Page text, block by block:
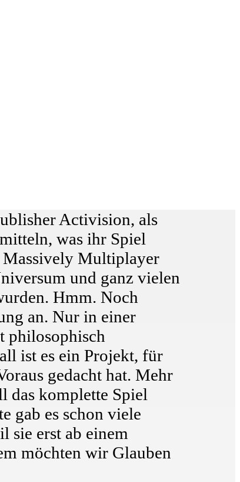
Activision, als
was ihr Spiel
Massively Multiplayer
und ganz vielen
Hmm. Noch
an. Nur in einer
philosophisch
ist es ein Projekt, für
gedacht hat. Mehr
das komplette Spiel
gab es schon viele
sie erst ab einem
möchten wir Glauben